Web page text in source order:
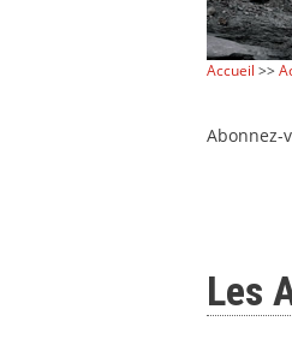
Accueil >>
Abonnez-
Les